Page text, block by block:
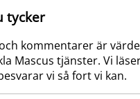
tycker
kommentarer är
Mascus tjänster. Vi
vi så fort vi kan.